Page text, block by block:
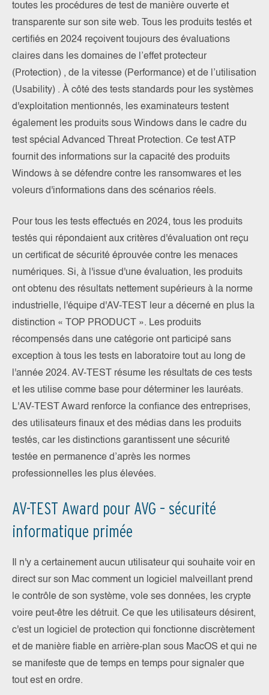
toutes les procédures de test de manière ouverte et
transparente sur son site web. Tous les produits testés et
certifiés en 2024 reçoivent toujours des évaluations
claires dans les domaines de l’effet protecteur
(Protection) , de la vitesse (Performance) et de l’utilisation
(Usability) . À côté des tests standards pour les systèmes
d'exploitation mentionnés, les examinateurs testent
également les produits sous Windows dans le cadre du
test spécial Advanced Threat Protection. Ce test ATP
fournit des informations sur la capacité des produits
Windows à se défendre contre les ransomwares et les
voleurs d'informations dans des scénarios réels.
Pour tous les tests effectués en 2024, tous les produits
testés qui répondaient aux critères d'évaluation ont reçu
un certificat de sécurité éprouvée contre les menaces
numériques. Si, à l'issue d'une évaluation, les produits
ont obtenu des résultats nettement supérieurs à la norme
industrielle, l'équipe d'AV-TEST leur a décerné en plus la
distinction « TOP PRODUCT ». Les produits
récompensés dans une catégorie ont participé sans
exception à tous les tests en laboratoire tout au long de
l'année 2024. AV-TEST résume les résultats de ces tests
et les utilise comme base pour déterminer les lauréats.
L'AV-TEST Award renforce la confiance des entreprises,
des utilisateurs finaux et des médias dans les produits
testés, car les distinctions garantissent une sécurité
testée en permanence d’après les normes
professionnelles les plus élevées.
AV-TEST Award pour AVG – sécurité
informatique primée
Il n'y a certainement aucun utilisateur qui souhaite voir en
direct sur son Mac comment un logiciel malveillant prend
le contrôle de son système, vole ses données, les crypte
voire peut-être les détruit. Ce que les utilisateurs désirent,
c'est un logiciel de protection qui fonctionne discrètement
et de manière fiable en arrière-plan sous MacOS et qui ne
se manifeste que de temps en temps pour signaler que
tout est en ordre.